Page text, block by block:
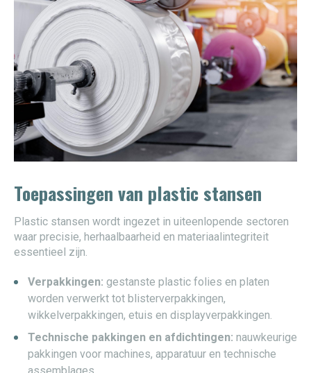
Toepassingen van plastic stansen
Plastic stansen wordt ingezet in uiteenlopende sectoren
waar precisie, herhaalbaarheid en materiaalintegriteit
essentieel zijn.
Verpakkingen: gestanste plastic folies en platen
worden verwerkt tot blisterverpakkingen,
wikkelverpakkingen, etuis en displayverpakkingen.
Technische pakkingen en afdichtingen: nauwkeurige
pakkingen voor machines, apparatuur en technische